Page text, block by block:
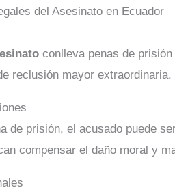
del Asesinato en Ecuador
conlleva penas de
reclusión mayor extraordinaria.
de prisión, el acusado puede
compensar el daño moral y